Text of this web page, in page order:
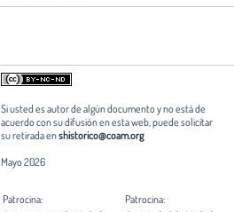
Si usted es autor de algún documento y no está de
acuerdo con su difusión en esta web, puede solicitar
su retirada enshistorico@coam.org
Mayo 2026
Patrocina:
Patrocina: